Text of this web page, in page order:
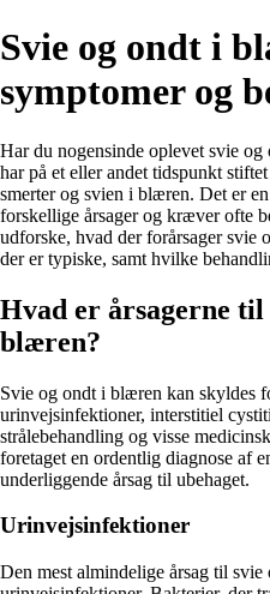
Svie og ondt i
symptomer og
Har du nogensinde oplevet svie
har på et eller andet tidspunkt
smerter og svien i blæren. Det er
forskellige årsager og kræver ofte
udforske, hvad der forårsager
der er typiske, samt hvilke
Hvad er årsagerne til
blæren?
Svie og ondt i blæren kan skyldes
urinvejsinfektioner, interstitiel
strålebehandling og visse
foretaget en ordentlig diagnose af
underliggende årsag til ubehaget.
Urinvejsinfektioner
Den mest almindelige årsag til